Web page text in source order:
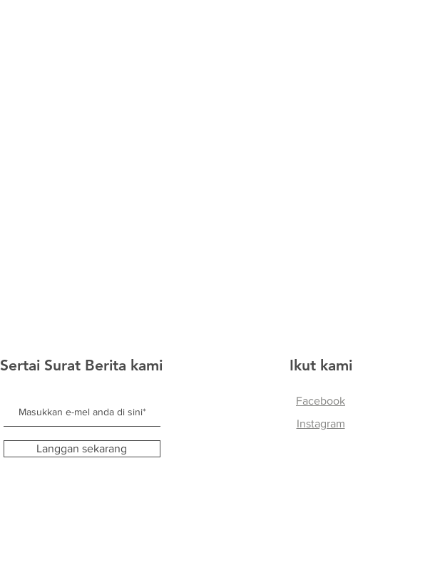
Sertai Surat Berita kami
Langgan sekarang
Ikut kami
Facebook
Instagram